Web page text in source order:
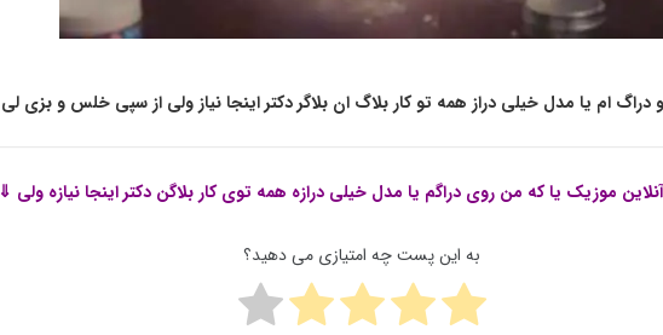
دراگ ام یا مدل خیلی دراز همه تو کار بلاگ ان بلاگر دکتر اینجا نیاز ولی از سپی خلس و بزی لی
موزیک یا که من روی دراگم یا مدل خیلی درازه همه توی کار بلاگن دکتر اینجا نیازه ولی ⇓
به این پست چه امتیازی می دهید؟